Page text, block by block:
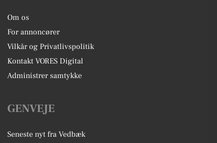
Om os
For annoncører
Vilkår og Privatlivspolitik
Kontakt VORES Digital
Administrer samtykke
GENVEJE
Seneste nyt fra Vedbæk